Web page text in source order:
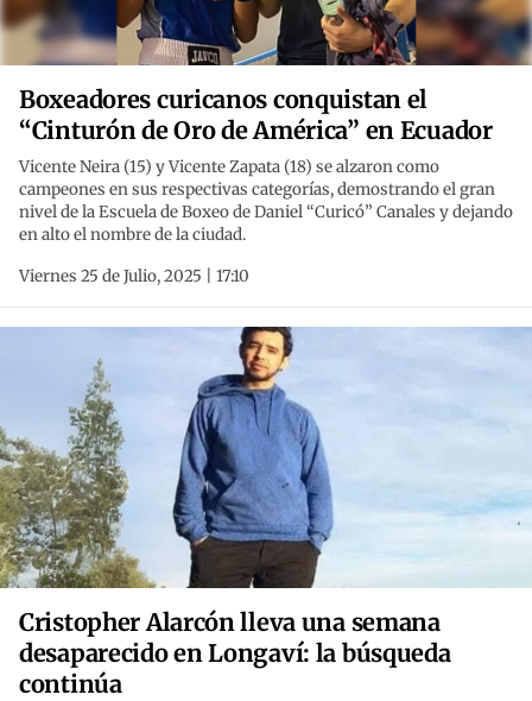
Boxeadores curicanos conquistan el
“Cinturón de Oro de América” en Ecuador
Vicente Neira (15) y Vicente Zapata (18) se alzaron como
campeones en sus respectivas categorías, demostrando el gran
nivel de la Escuela de Boxeo de Daniel “Curicó” Canales y dejando
en alto el nombre de la ciudad.
Viernes 25 de Julio, 2025 | 17:10
Cristopher Alarcón lleva una semana
desaparecido en Longaví: la búsqueda
continúa